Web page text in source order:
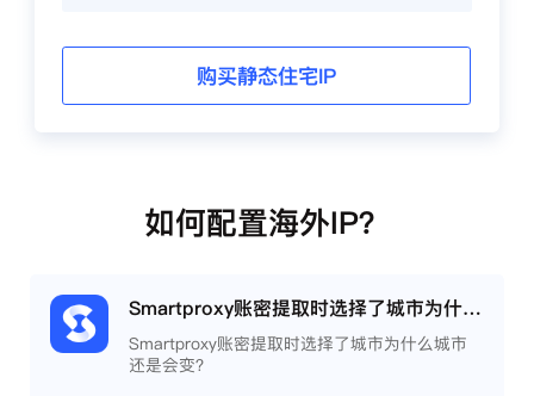
购买静态住宅IP
如何配置海外IP？
Smartproxy账密提取时选择了城市为什么城市还是会变？
Smartproxy账密提取时选择了城市为什么城市
还是会变？